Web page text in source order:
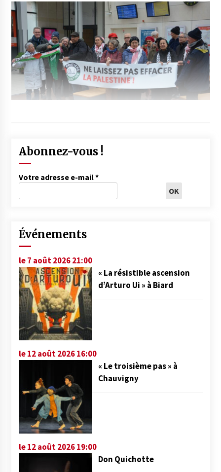
Abonnez-vous !
Votre adresse e-mail*
Événements
le 7 août 2026 21:00
« La résistible ascension
d’Arturo Ui » à Biard
le 12 août 2026 16:00
« Le troisième pas » à
Chauvigny
le 12 août 2026 19:00
Don Quichotte